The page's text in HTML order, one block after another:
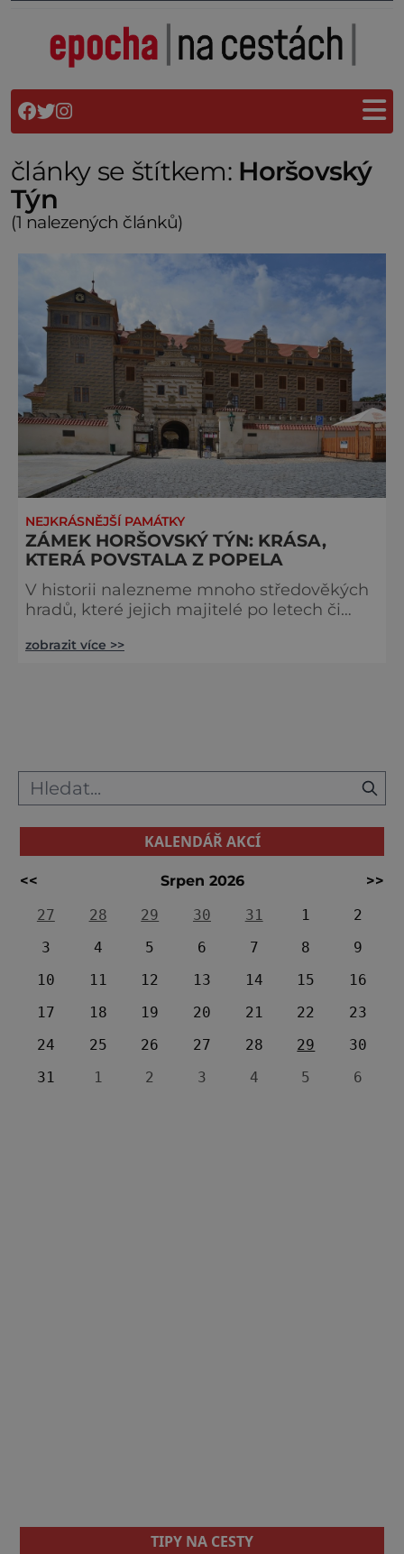
články se štítkem: Horšovský
Týn
(1 nalezených článků)
NEJKRÁSNĚJŠÍ PAMÁTKY
ZÁMEK HORŠOVSKÝ TÝN: KRÁSA,
KTERÁ POVSTALA Z POPELA
V historii nalezneme mnoho středověkých
hradů, které jejich majitelé po letech či
pohodlnější zámek. O tom, jak se to dělá,
málo opevněný původní biskupský d
zobrazit více >>
KALENDÁŘ AKCÍ
<< Srpen 2026
>>
27
28 29 30 31 1
2
3
4 5 6 7 8
9
10
11 12 13 14 15
16
17
18 19 20 21 22
23
24
25 26 27 28 29
30
31
1 2 3 4 5 6
TIPY NA CESTY